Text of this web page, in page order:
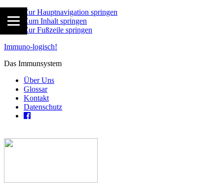
Zur Hauptnavigation springen
Zum Inhalt springen
Zur Fußzeile springen
Immuno-logisch!
Das Immunsystem
Über Uns
Glossar
Kontakt
Datenschutz